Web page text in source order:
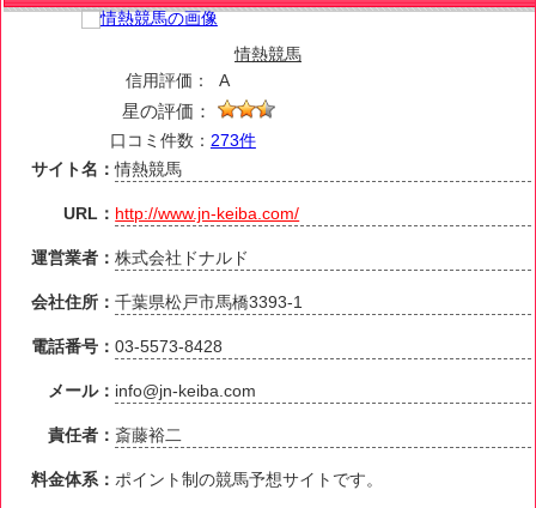
情熱競馬
信用評価：
A
星の評価：
口コミ件数： 273件
サイト名：情熱競馬
URL： http://www.jn-keiba.com/
運営業者：株式会社ドナルド
会社住所：千葉県松戸市馬橋3393-1
電話番号：03-5573-8428
メール： info@jn-keiba.com
責任者： 斎藤裕二
料金体系： ポイント制の競馬予想サイトです。